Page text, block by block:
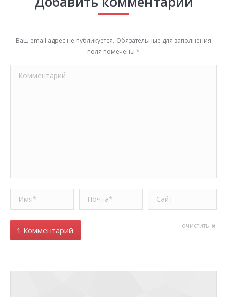
Ваш email адрес не публикуется. Обязательные для заполнения
поля помечены *
Комментарий
Имя * Почта * Сайт
очистить
1 Комментарий